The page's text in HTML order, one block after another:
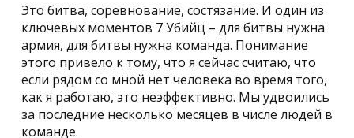
Это битва, соревнование, состязание. И один из
ключевых моментов 7 Убийц – для битвы нужна
армия, для битвы нужна команда. Понимание
этого привело к тому, что я сейчас считаю, что
если рядом со мной нет человека во время того,
как я работаю, это неэффективно. Мы удвоились
за последние несколько месяцев в числе людей в
команде.